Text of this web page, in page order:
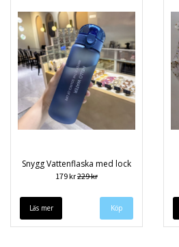
Snygg Vattenflaska med lock
179 kr229 kr
Läs mer Köp